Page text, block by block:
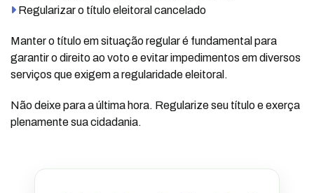
Regularizar o título eleitoral cancelado
Manter o título em situação regular é fundamental para
garantir o direito ao voto e evitar impedimentos em diversos
serviços que exigem a regularidade eleitoral.
Não deixe para a última hora. Regularize seu título e exerça
plenamente sua cidadania.